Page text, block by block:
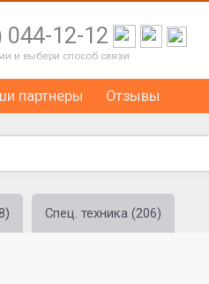
044-12-12
и выбери способ связи
партнеры Отзывы
Спец. техника (206)